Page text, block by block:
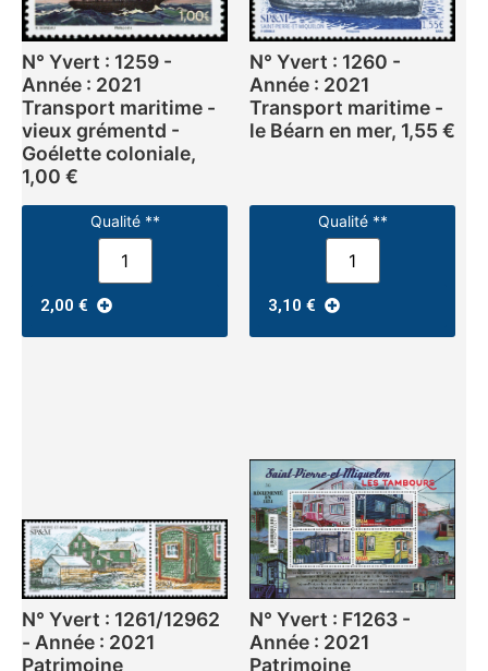
N° Yvert : 1259 -
Année : 2021
Transport maritime -
vieux grémentd -
Goélette coloniale,
1,00 €
Qualité **
2,00 €
N° Yvert : 1260 -
Année : 2021
Transport maritime -
le Béarn en mer, 1,55 €
Qualité **
3,10 €
N° Yvert : 1261/12962
- Année : 2021
Patrimoine
N° Yvert : F1263 -
Année : 2021
Patrimoine